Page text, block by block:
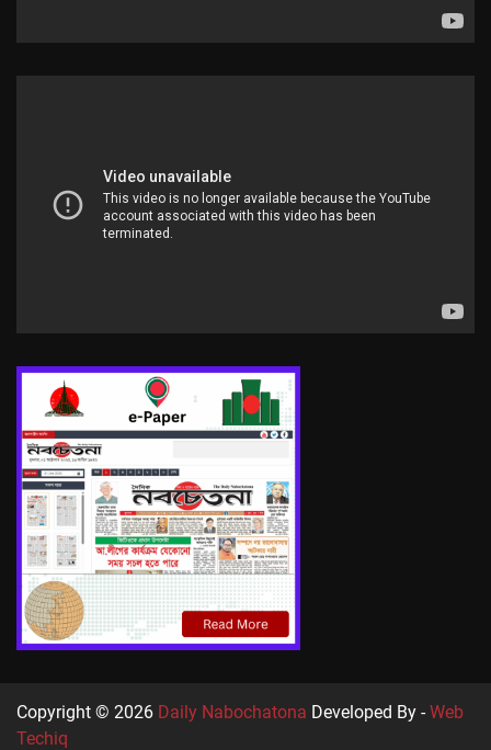
Copyright © 2026 Daily Nabochatona Developed By -Web
Techiq